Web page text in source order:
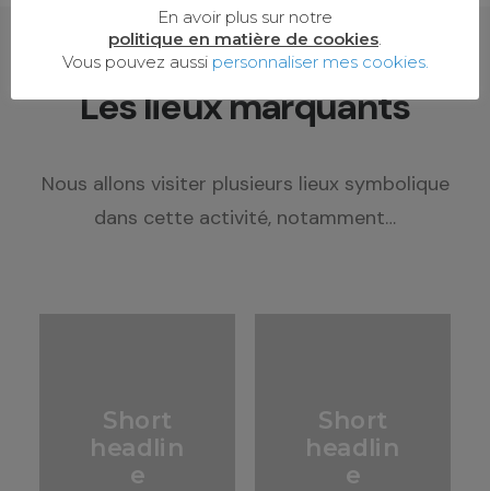
Les lieux marquants
Nous allons visiter plusieurs lieux symbolique
dans cette activité, notamment…
Short
headlin
e
Short
headlin
e
En avoir plus sur notre
politique en matière de cookies.
Vous pouvez aussi personnaliser mes cookies.